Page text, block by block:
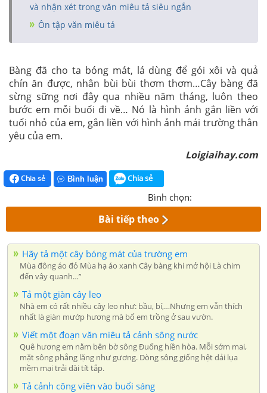
và nhận xét trong văn miêu tả siêu ngắn
Ôn tập văn miêu tả
Bàng đã cho ta bóng mát, lá dùng để gói xôi và quả
chín ăn được, nhân bùi bùi thơm thơm…Cây bàng đã
sừng sững nơi đây qua nhiều năm tháng, luôn theo
bước em mỗi buổi đi về… Nó là hình ảnh gắn liền với
tuổi nhỏ của em, gắn liền với hình ảnh mái trường thân
yêu của em.
Loigiaihay.com
Chia sẻ Bình luận Chia sẻ
Bình chọn:
Bài tiếp theo
Hãy tả một cây bóng mát của trường em
Mùa đông áo đỏ Mùa hạ áo xanh Cây bàng khi mở hội Là chim
đến vây quanh…’’
Tả một giàn cây leo
Nhà em có rất nhiều cây leo như: bầu, bí,…Nhưng em vẫn thích
nhất là giàn mướp hương mà bố em trồng ở sau vườn.
Viết một đoạn văn miêu tả cảnh sông nước
Quê hương em nằm bên bờ sông Đuống hiền hòa. Mỗi sớm mai,
mặt sông phẳng lặng như gương. Dòng sông giống hệt dải lụa
mềm mại trải dài tít tắp.
Tả cảnh công viên vào buổi sáng